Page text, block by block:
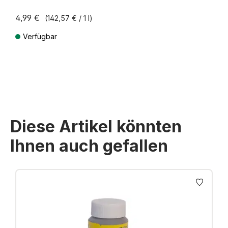
4,99 € (142,57 € / 1 l)
Verfügbar
Diese Artikel könnten
Ihnen auch gefallen
Produktgalerie überspringen